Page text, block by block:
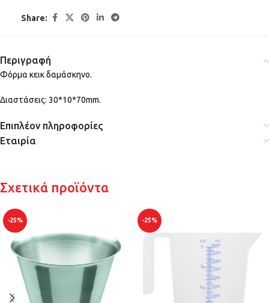
Share:
Περιγραφή
Φόρμα κεικ δαμάσκηνο.
Διαστάσεις: 30*10*70mm.
Επιπλέον πληροφορίες
Εταιρία
Σχετικά προϊόντα
-25% -25%